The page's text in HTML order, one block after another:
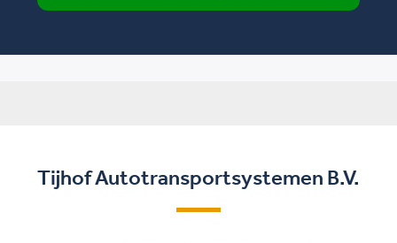
Tijhof Autotransportsystemen B.V.